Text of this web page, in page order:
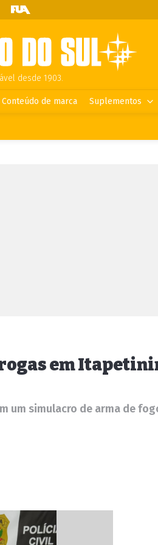
desde 1903.
Conteúdo de marca Suplementos
em
um simulacro de arma de